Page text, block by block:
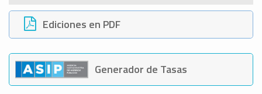
Ediciones en PDF
Generador de Tasas